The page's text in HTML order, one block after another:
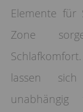
Elemente für
Zone
lassen
unabhängig